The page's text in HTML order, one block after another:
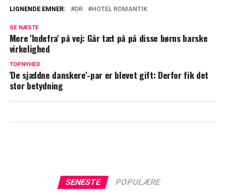
Joakim Ingversen
Med Sofie Linde og Joakim Ingversen i
LIGNENDE EMNER: DR HOTEL ROMANTIK
SE NÆSTE
Mere 'Indefra' på vej: Går tæt på på disse børns barske
virkelighed
TOPNYHED
'De sjældne danskere'-par er blevet gift: Derfor fik det
stor betydning
SENESTE POPULÆRE